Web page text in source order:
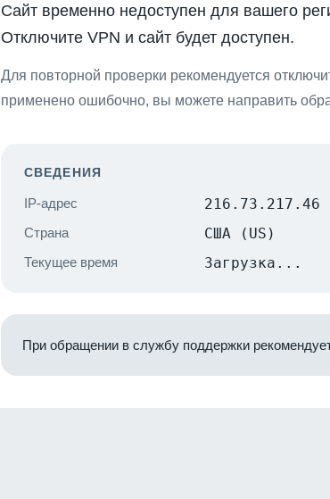
Сайт временно недоступен для вашего
Отключите VPN и сайт будет доступен.
Для повторной проверки рекомендуется
применено ошибочно, вы можете направить
СВЕДЕНИЯ
IP-адрес 216.73.217.46
Страна США (US)
Текущее время Загрузка...
При обращении в службу поддержки